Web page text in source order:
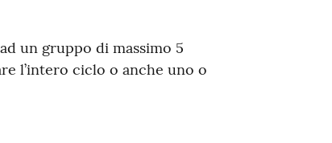
un gruppo di massimo 5
l’intero ciclo o anche uno o